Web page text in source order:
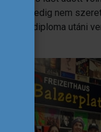
pedig nem
adó diploma utáni